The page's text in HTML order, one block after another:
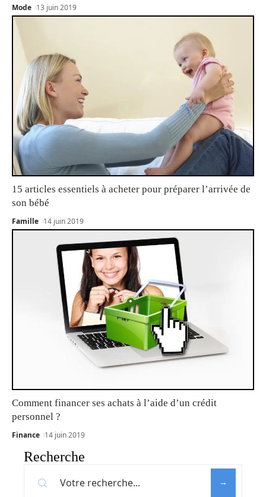
Mode 13 juin 2019
15 articles essentiels à acheter pour préparer l’arrivée de
son bébé
Famille 14 juin 2019
Comment financer ses achats à l’aide d’un crédit
personnel ?
Finance 14 juin 2019
Recherche